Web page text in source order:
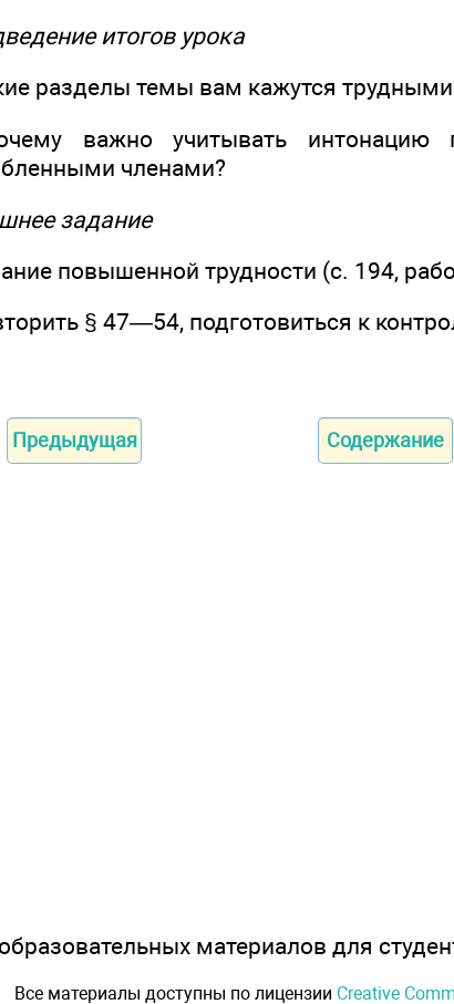
итогов урока
разделы темы вам кажутся
важно учитывать интонацию
членами?
задание
повышенной трудности (с. 194,
§ 47—54, подготовиться к
Предыдущая Содержание
материалов для
Все материалы доступны по лицензии Creative